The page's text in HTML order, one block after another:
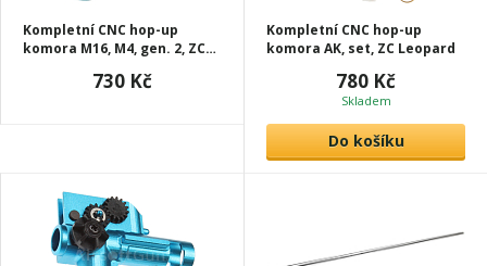
Kompletní CNC hop-up
komora M16, M4, gen. 2, ZC
730 Kč
Kompletní CNC hop-up
komora AK, set, ZC Leopard
780 Kč
Skladem
Do košíku